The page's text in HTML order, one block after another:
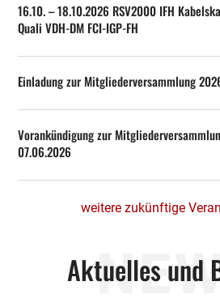
16.10. – 18.10.2026 RSV2000 IFH
Quali VDH-DM FCI-IGP-FH
Einladung zur Mitgliederversammlung
Vorankündigung zur
07.06.2026
weitere zukünftige
Aktuelles und